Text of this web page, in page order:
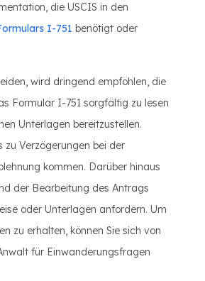
die USCIS in den
I-751 benötigt oder
wird dringend empfohlen, die
Formular I-751 sorgfältig zu lesen
Unterlagen bereitzustellen.
zu Verzögerungen bei der
kommen. Darüber hinaus
der Bearbeitung des Antrags
oder Unterlagen anfordern. Um
zu erhalten, können Sie sich von
für Einwanderungsfragen